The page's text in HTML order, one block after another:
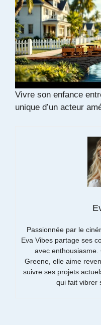
Vivre son enfance
unique d’un acteur
Passionnée par le
Eva Vibes partage ses
avec enthousiasme.
Greene, elle aime
suivre ses projets
qui fait vibrer